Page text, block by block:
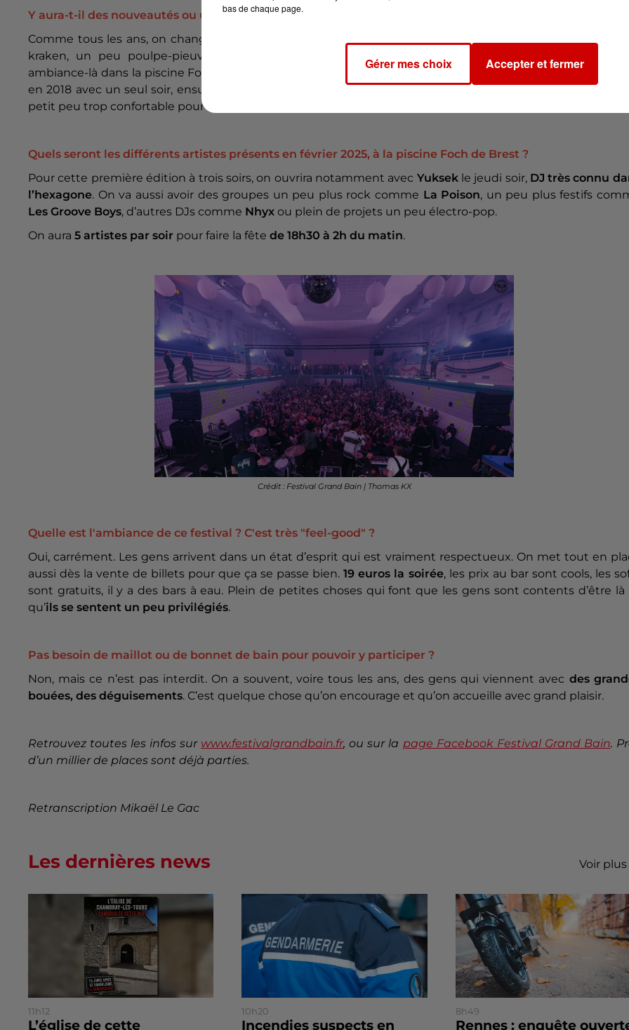
Y aura-t-il des nouveautés ou un thème en particulier à l’occasion de cette prochaine édition ?
Comme tous les ans, on change un peu la décoration. Notre visuel est axé cette année sur une espèce
kraken, un peu poulpe-pieuvre avec des grandes tentacules. On va pouvoir retrouver un peu
ambiance-là dans la piscine Foch.
La grande nouveauté, c’est une édition à trois soirs. On avait
en 2018 avec un seul soir, ensuite on était passé à deux soirs et, l’année dernière, on s’est dit que c’était
petit peu trop confortable pour nous. Donc
Quels seront les différents artistes présents en février 2025, à la piscine Foch de Brest ?
Pour cette première édition à trois soirs, on ouvrira notamment avec Yuksekle jeudi soir, DJ très connu
l’hexagone. On va aussi avoir des groupes un peu plus rock comme La Poison, un peu plus festifs
Les Groove Boys, d’autres DJs comme Nhyx ou plein de projets un peu électro-pop.
On aura 5 artistes par soir pour faire la fête de 18h30 à 2h du matin.
Crédit : Festival Grand Bain | Thomas KX
Quelle est l'ambiance de ce festival ? C'est très "feel-good" ?
Oui, carrément. Les gens arrivent dans un état d’esprit qui est vraiment respectueux. On met tout en
aussi dès la vente de billets pour que ça se passe bien.19 euros la soirée, les prix au bar sont cools, les
sont gratuits, il y a des bars à eau. Plein de petites choses qui font que les gens sont contents d’être là
qu’ils se sentent un peu privilégiés.
Pas besoin de maillot ou de bonnet de bain pour pouvoir y participer ?
Non, mais ce n’est pas interdit. On a souvent, voire tous les ans, des gens qui viennent avec des
bouées, des déguisements. C’est quelque chose qu’on encourage et qu’on accueille avec grand plaisir.
Retrouvez toutes les infos sur www.festivalgrandbain.fr, ou sur la page Facebook Festival Grand Bain.
d’un millier de places sont déjà parties.
Retranscription Mikaël Le Gac
Les dernières news Voir plus
11h12
L’église de cette
10h20
Incendies suspects en
8h49
Rennes : enquête
bas de chaque page.
Gérer mes choix Accepter et fermer